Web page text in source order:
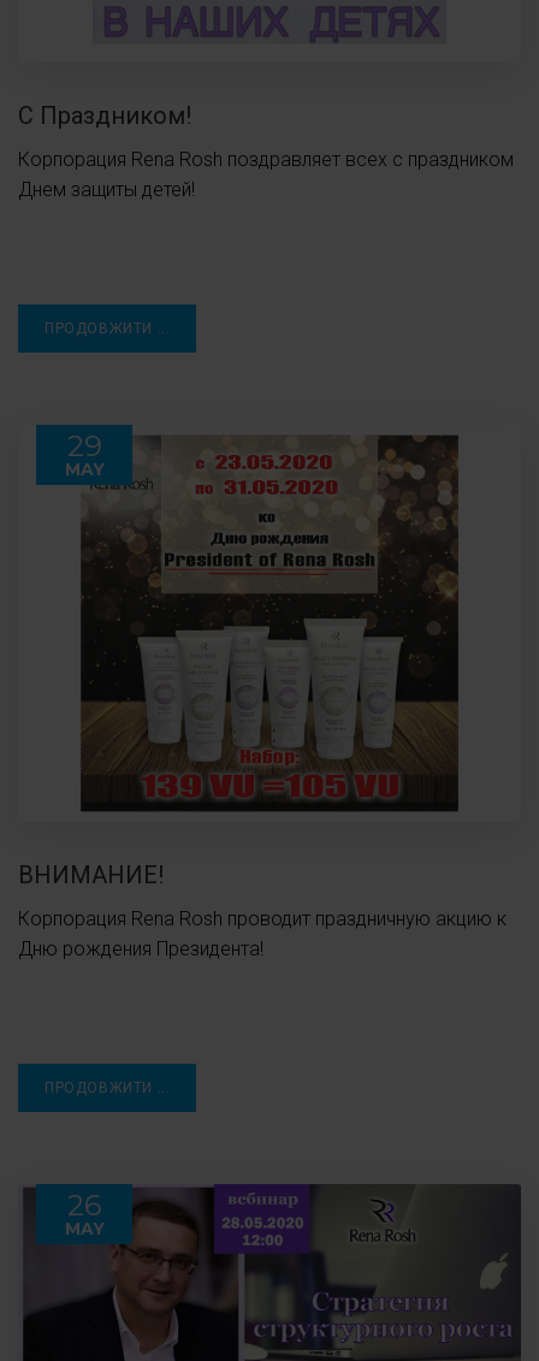
С Праздником!
Корпорация Rena Rosh поздравляет всех с праздником
Днем защиты детей!
ПРОДОВЖИТИ ...
29
MAY
ВНИМАНИЕ!
Корпорация Rena Rosh проводит праздничную акцию к
Дню рождения Президента!
ПРОДОВЖИТИ ...
26
MAY